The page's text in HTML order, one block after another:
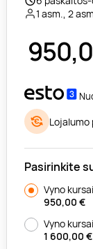
1 asm., 2
Lojalumo
Pasirinkite
Vyno
950,00 €
Vyno
1 600,00 €